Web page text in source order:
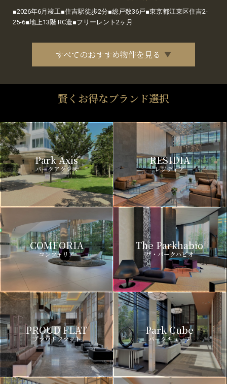
■2026年6月竣工■住吉駅徒歩2分■総戸数36戸■東京都江東区住吉2-
25-6■地上13階 RC造■フリーレント2ヶ月
すべてのおすすめ物件を見る
賢くお得なブランド選択
Park Axis
パークアクシス
RESIDIA
レジディア
COMFORIA
コンフォリア
The Parkhabio
ザ・パークハビオ
PROUD FLAT
プラウドフラット
Park Cube
パークキューブ